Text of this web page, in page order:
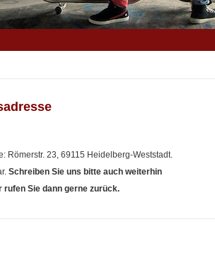
Römerstr. 23, 69115 Heidelberg-Weststadt.
Schreiben Sie uns bitte auch weiterhin
rufen Sie dann gerne zurück.